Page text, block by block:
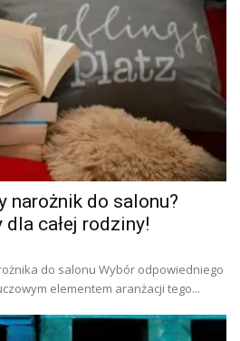
narożnik do salonu?
całej rodziny!
do salonu Wybór odpowiedniego
elementem aranżacji tego...